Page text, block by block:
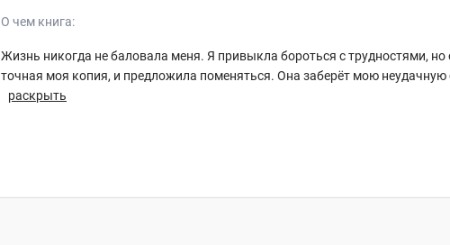
О чем книга:
Жизнь никогда не баловала меня. Я привыкла бороться с трудностями,
точная моя копия, и предложила поменяться. Она заберёт мою неудачную
раскрыть